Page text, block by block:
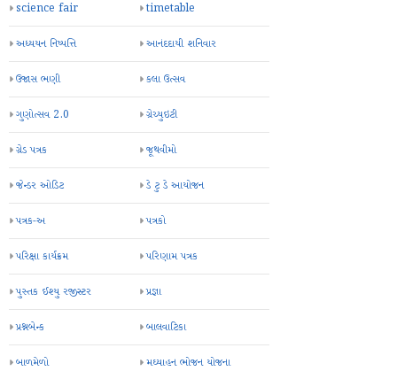
science fair timetable
અધ્યયન નિષ્પત્તિ આનંદદાયી શનિવાર
ઉજાસ ભણી કલા ઉત્સવ
ગુણોત્સવ 2.0 ગ્રેચ્યુઇટી
ગ્રેડ પત્રક જૂથવીમો
જેન્ડર ઓડિટ ડે ટુ ડે આયોજન
પત્રક-અ પત્રકો
પરિક્ષા કાર્યક્રમ પરિણામ પત્રક
પુસ્તક ઈશ્યુ રજીસ્ટર પ્રજ્ઞા
પ્રશ્નબેન્ક બાલવાટિકા
બાળમેળો મઘ્યાહન ભોજન યોજના